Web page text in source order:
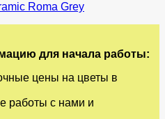
Roma Grey
для начала работы:
цены на цветы в
работы с нами и